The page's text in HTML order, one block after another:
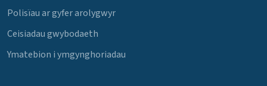
Polisïau ar gyfer arolygwyr
Ceisiadau gwybodaeth
Ymatebion i ymgynghoriadau